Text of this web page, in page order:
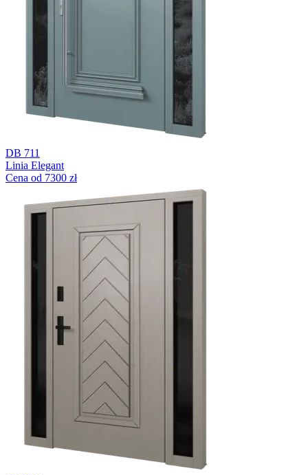
DB 711
Linia Elegant
Cena od 7300 zł